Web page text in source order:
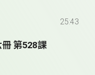
25:43
第528課